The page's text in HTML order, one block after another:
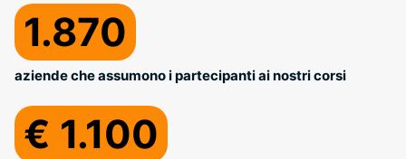
1.870
aziende che assumono i partecipanti ai nostri corsi
€ 1.100